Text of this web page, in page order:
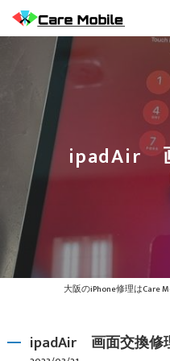
ipadAir
大阪のiPhone修理はCare
ipadAir 画面交換修